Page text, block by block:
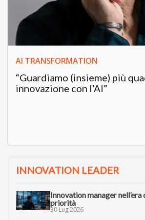
AI TRANSFORMATION
“Guardiamo (insieme) più
innovazione con l’AI”
INNOVATION LEADER
Innovation manager nell’era
priorità
30 Lug 2026